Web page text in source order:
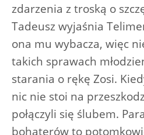
zdarzenia z troską o
Tadeusz wyjaśnia
ona mu wybacza, więc
takich sprawach
starania o rękę Zosi.
nic nie stoi na
połączyli się ślubem.
bohaterów to